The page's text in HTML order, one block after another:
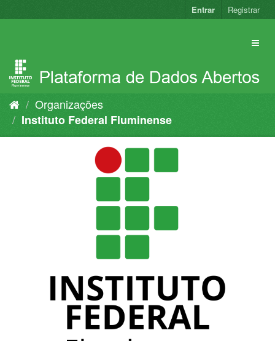
para
Entrar Registrar
Organizações
Instituto Federal Fluminense